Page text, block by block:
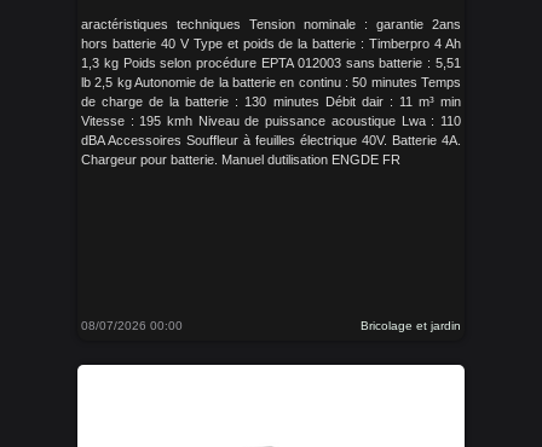
aractéristiques techniques Tension nominale : garantie 2ans
hors batterie 40 V Type et poids de la batterie : Timberpro 4 Ah
1,3 kg Poids selon procédure EPTA 012003 sans batterie : 5,51
lb 2,5 kg Autonomie de la batterie en continu : 50 minutes Temps
de charge de la batterie : 130 minutes Débit dair : 11 m³ min
Vitesse : 195 kmh Niveau de puissance acoustique Lwa : 110
dBA Accessoires Souffleur à feuilles électrique 40V. Batterie 4A.
Chargeur pour batterie. Manuel dutilisation ENGDE FR
08/07/2026 00:00 Bricolage et jardin